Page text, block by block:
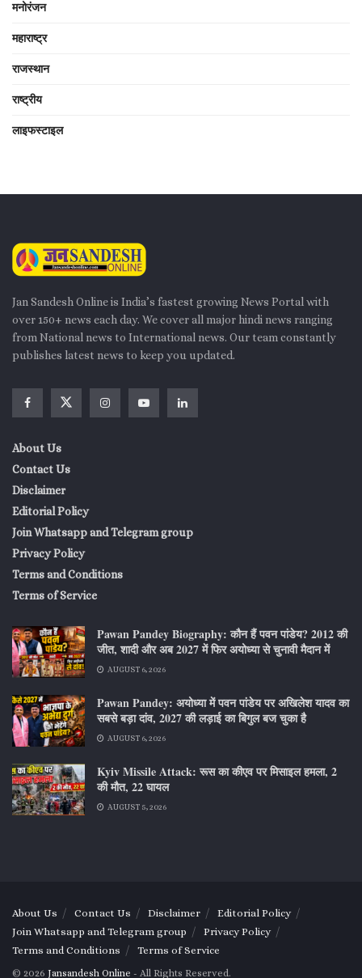
मनोरंजन
महाराष्ट्र
राजस्थान
राष्ट्रीय
लाइफस्टाइल
Jan Sandesh Online is India’s fastest growing News Portal with
over 150+ news each day. We cover all major hindi news ranging
from National news to International news. Our team constantly
publishes latest news to keep you updated.
About Us
Contact Us
Disclaimer
Editorial Policy
Join Whatsapp and Telegram group
Privacy Policy
Terms and Conditions
Terms of Service
Pawan Pandey Biography: कौन हैं पवन पांडेय? 2012 की
जीत, शादी और अब 2027 में फिर अयोध्या से चुनावी मैदान में
AUGUST 6, 2026
Pawan Pandey: अयोध्या में पवन पांडेय पर अखिलेश यादव का
सबसे बड़ा दांव, 2027 की लड़ाई का बिगुल बज चुका है
AUGUST 6, 2026
Kyiv Missile Attack: रूस का कीएव पर मिसाइल हमला, 2
की मौत, 22 घायल
AUGUST 5, 2026
About Us Contact Us Disclaimer
Editorial Policy
Join Whatsapp and Telegram group
Privacy Policy
Terms and Conditions
Terms of Service
© 2026 Jansandesh Online - All Rights Reserved.